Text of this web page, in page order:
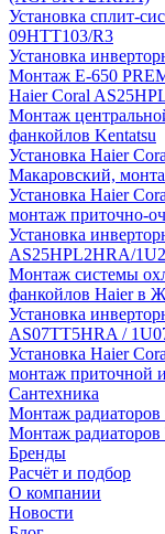
Установка сплит-
09HTT103/R3
Установка
Монтаж E-650
Haier Coral
Монтаж
фанкойлов Kentatsu
Установка Haier
Макаровский,
Установка Haier
монтаж приточно-
Установка
AS25HPL2HRA/
Монтаж системы
фанкойлов Haier в
Установка
AS07TT5HRA /
Установка Haier
монтаж приточной
Сантехника
Монтаж
Монтаж
Бренды
Расчёт и подбор
О компании
Новости